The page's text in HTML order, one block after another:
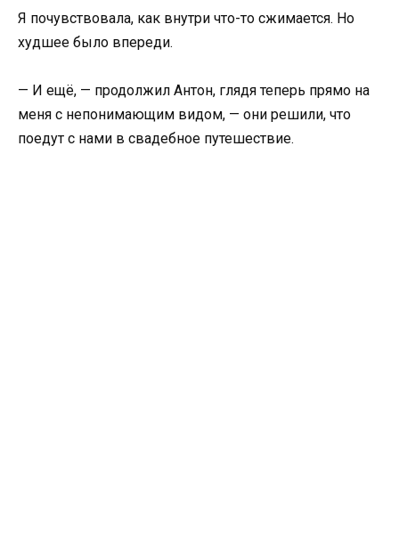
Я почувствовала, как внутри что-то сжимается. Но
худшее было впереди.
— И ещё, — продолжил Антон, глядя теперь прямо на
меня с непонимающим видом, — они решили, что
поедут с нами в свадебное путешествие.